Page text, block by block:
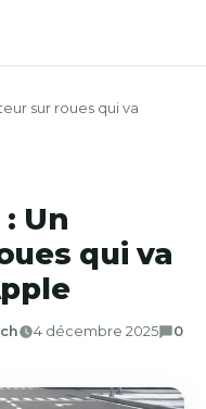
sur roues qui va
Un
qui va
4 décembre 2025
0